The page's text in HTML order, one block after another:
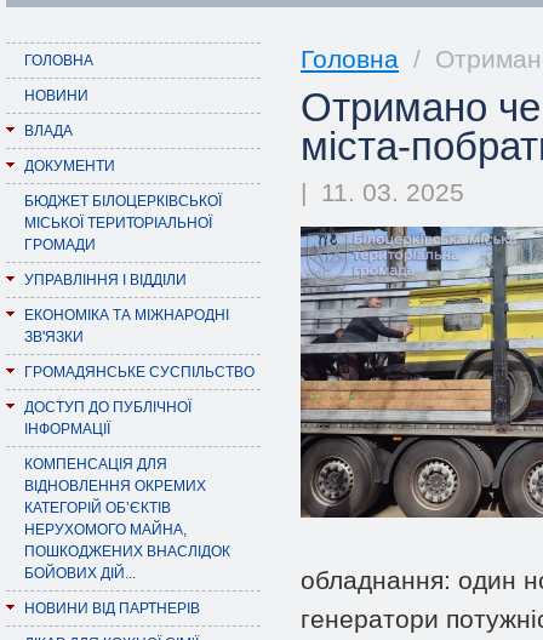
ГОЛОВНА
НОВИНИ
ВЛАДА
ДОКУМЕНТИ
БЮДЖЕТ БІЛОЦЕРКІВСЬКОЇ
МІСЬКОЇ ТЕРИТОРІАЛЬНОЇ
ГРОМАДИ
УПРАВЛІННЯ І ВІДДІЛИ
ЕКОНОМІКА ТА МІЖНАРОДНІ
ЗВ'ЯЗКИ
ГРОМАДЯНСЬКЕ СУСПІЛЬСТВО
ДОСТУП ДО ПУБЛІЧНОЇ
ІНФОРМАЦІЇ
КОМПЕНСАЦІЯ ДЛЯ
ВІДНОВЛЕННЯ ОКРЕМИХ
КАТЕГОРІЙ ОБ’ЄКТІВ
НЕРУХОМОГО МАЙНА,
ПОШКОДЖЕНИХ ВНАСЛІДОК
БОЙОВИХ ДІЙ...
НОВИНИ ВІД ПАРТНЕРІВ
Головна /
Отримано
міста-
| 11. 03. 2025
обладнання: один
генератори